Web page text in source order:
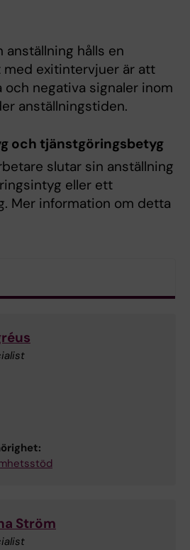
anställning hålls en
med exitintervjuer är att
negativa signaler inom
anställningstiden.
och tjänstgöringsbetyg
slutar sin anställning
eller ett
Mer information om detta
Ström